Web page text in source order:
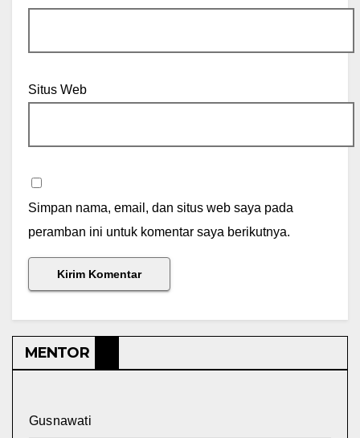
Situs Web
Simpan nama, email, dan situs web saya pada
peramban ini untuk komentar saya berikutnya.
MENTOR
Gusnawati